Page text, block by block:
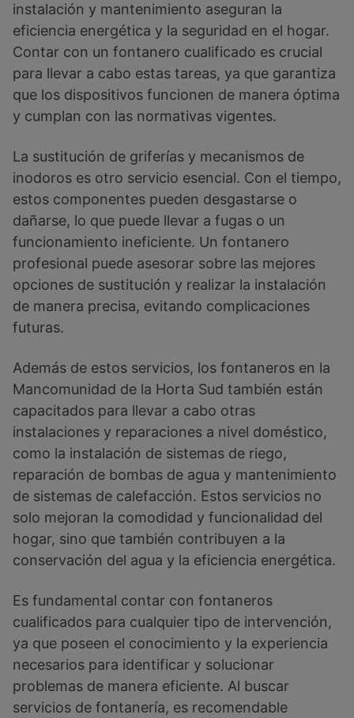
instalación y mantenimiento aseguran la
eficiencia energética y la seguridad en el hogar.
Contar con un fontanero cualificado es crucial
para llevar a cabo estas tareas, ya que garantiza
que los dispositivos funcionen de manera óptima
y cumplan con las normativas vigentes.
La sustitución de griferías y mecanismos de
inodoros es otro servicio esencial. Con el tiempo,
estos componentes pueden desgastarse o
dañarse, lo que puede llevar a fugas o un
funcionamiento ineficiente. Un fontanero
profesional puede asesorar sobre las mejores
opciones de sustitución y realizar la instalación
de manera precisa, evitando complicaciones
futuras.
Además de estos servicios, los fontaneros en la
Mancomunidad de la Horta Sud también están
capacitados para llevar a cabo otras
instalaciones y reparaciones a nivel doméstico,
como la instalación de sistemas de riego,
reparación de bombas de agua y mantenimiento
de sistemas de calefacción. Estos servicios no
solo mejoran la comodidad y funcionalidad del
hogar, sino que también contribuyen a la
conservación del agua y la eficiencia energética.
Es fundamental contar con fontaneros
cualificados para cualquier tipo de intervención,
ya que poseen el conocimiento y la experiencia
necesarios para identificar y solucionar
problemas de manera eficiente. Al buscar
servicios de fontanería, es recomendable